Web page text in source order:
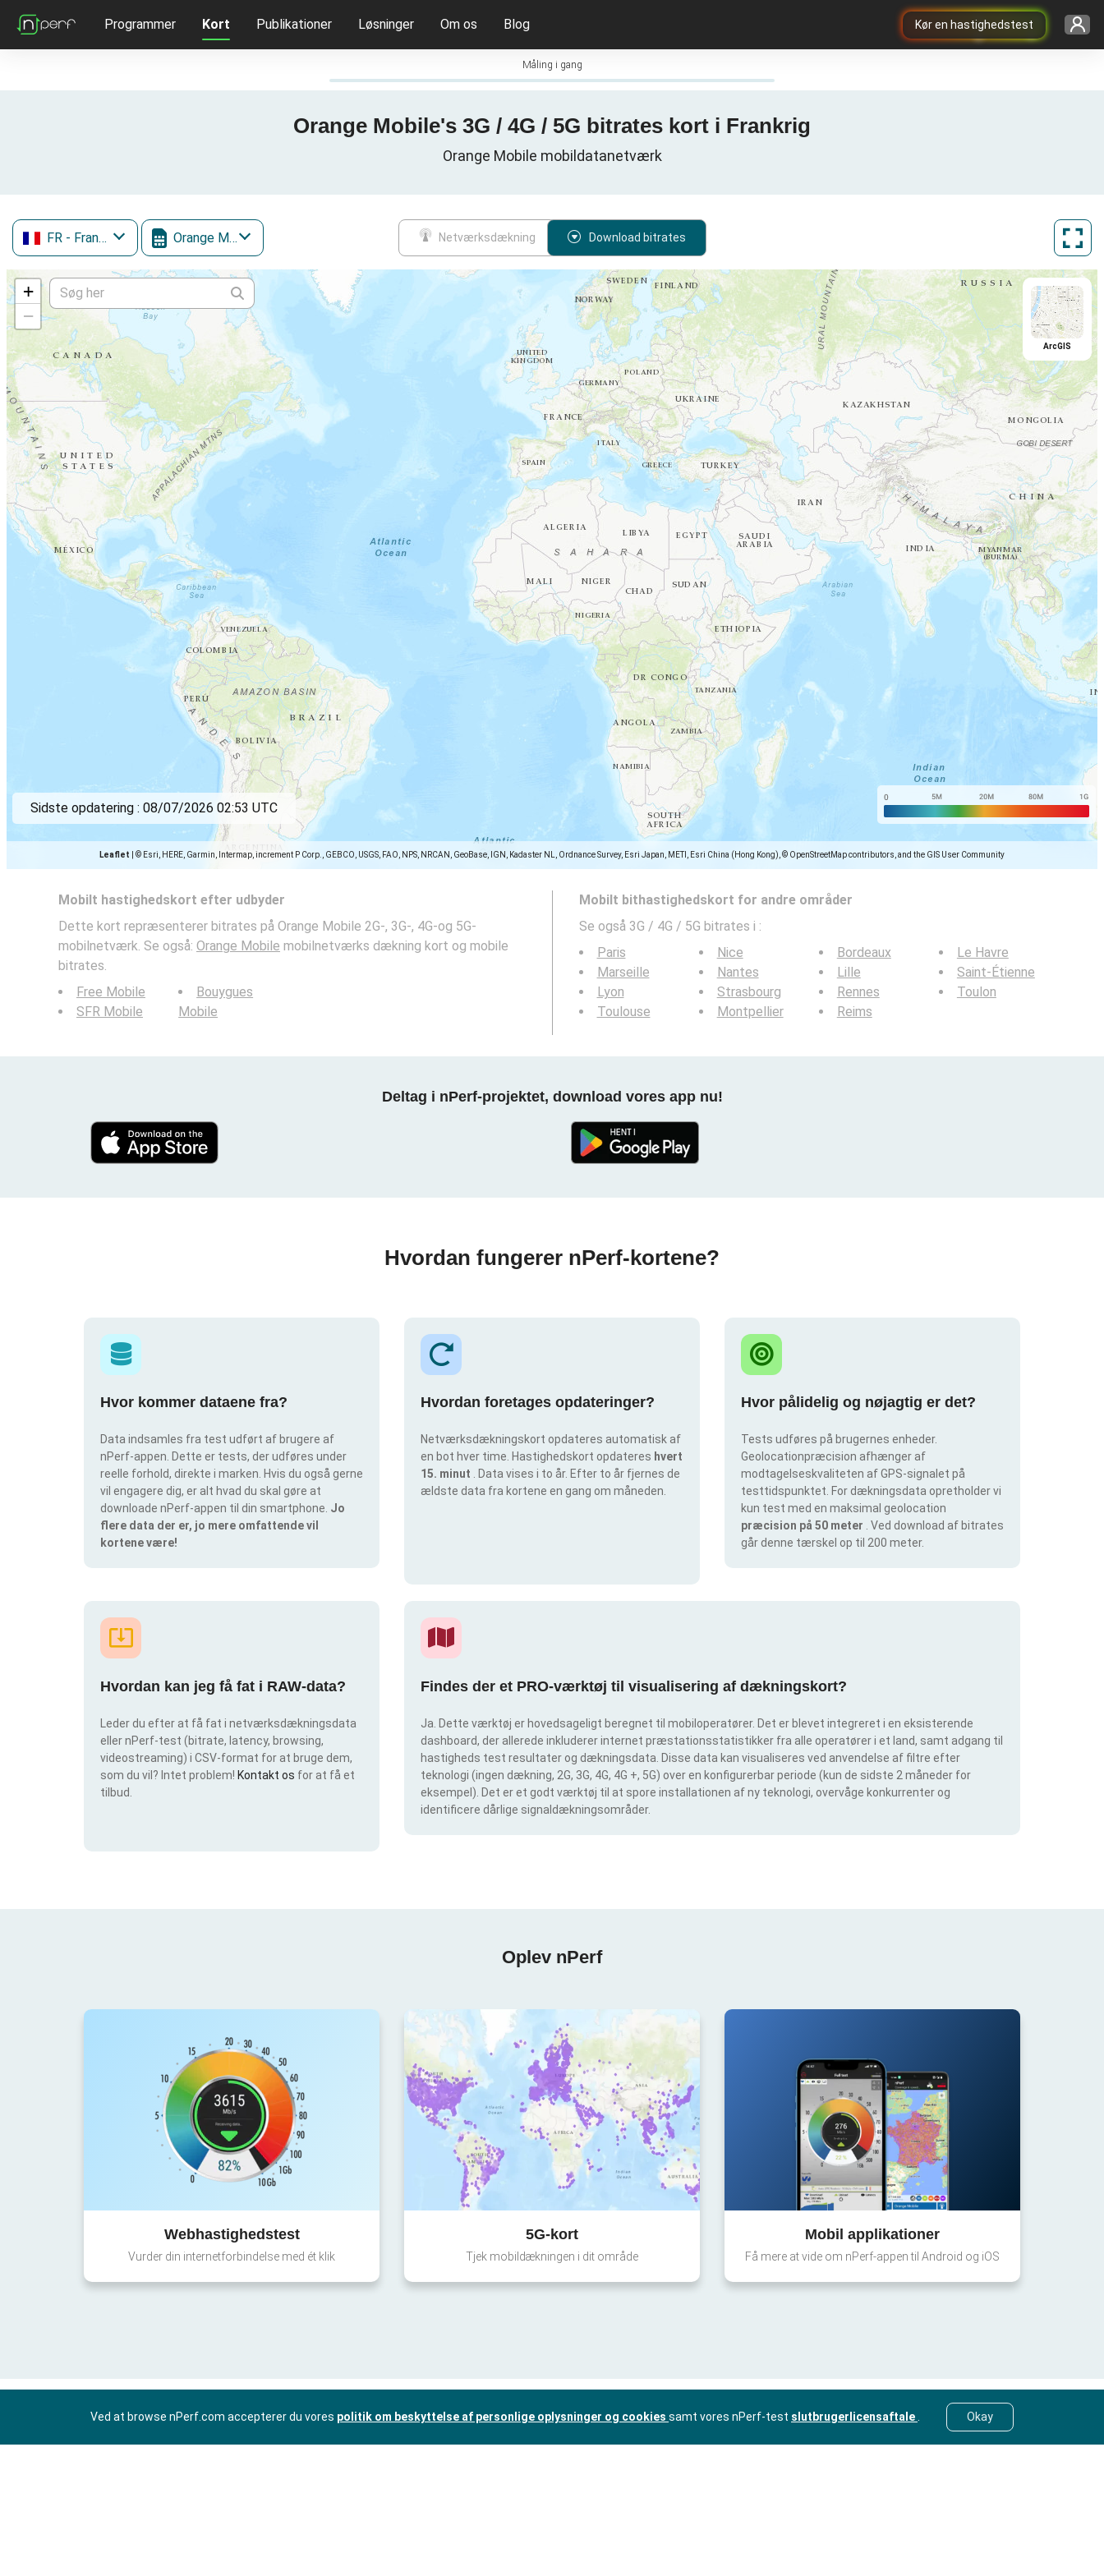
Kør en hastighedstest
Programmer Kort Publikationer Løsninger Om os Blog
Måling i gang
Orange Mobile's 3G / 4G / 5G bitrates kort i Frankrig
Orange Mobile mobildatanetværk
FR - Frankrig Orange Mobile Netværksdækning Download bitrates
+
−
Leaflet © Esri, HERE, Garmin, Intermap, increment P Corp., GEBCO, USGS, FAO, NPS, NRCAN, GeoBase, IGN, Kadaster NL, Ordnance Survey, Esri Japan, METI, Esri China (Hong Kong), © OpenStreetMap contributors, and the GIS User Community
ArcGIS
Sidste opdatering : 08/07/2026 02:53 UTC
Mobilt hastighedskort efter udbyder
Dette kort repræsenterer bitrates på Orange Mobile 2G-, 3G-, 4G-og 5G-
mobilnetværk. Se også: Orange Mobile mobilnetværks dækning kort og mobile
bitrates.
Free Mobile
SFR Mobile
Bouygues
Mobile
Mobilt bithastighedskort for andre områder
Se også 3G / 4G / 5G bitrates i :
Paris
Marseille
Lyon
Toulouse
Nice
Nantes
Strasbourg
Montpellier
Bordeaux
Lille
Rennes
Reims
Le Havre
Saint-Étienne
Toulon
Deltag i nPerf-projektet, download vores app nu!
Hvordan fungerer nPerf-kortene?
Hvor kommer dataene fra?
Data indsamles fra test udført af brugere af
nPerf-appen. Dette er tests, der udføres under
reelle forhold, direkte i marken. Hvis du også gerne
vil engagere dig, er alt hvad du skal gøre at
downloade nPerf-appen til din smartphone. Jo
flere data der er, jo mere omfattende vil
kortene være!
Hvordan foretages opdateringer?
Netværksdækningskort opdateres automatisk af
en bot hver time. Hastighedskort opdateres hvert
15. minut
. Data vises i to år. Efter to år fjernes de
ældste data fra kortene en gang om måneden.
Hvor pålidelig og nøjagtig er det?
Tests udføres på brugernes enheder.
Geolocationpræcision afhænger af
modtagelseskvaliteten af GPS-signalet på
testtidspunktet. For dækningsdata opretholder vi
kun test med en maksimal geolocation
præcision på 50 meter
. Ved download af bitrates
går denne tærskel op til 200 meter.
Hvordan kan jeg få fat i RAW-data?
Leder du efter at få fat i netværksdækningsdata
eller nPerf-test (bitrate, latency, browsing,
videostreaming) i CSV-format for at bruge dem,
som du vil? Intet problem! Kontakt os for at få et
tilbud.
Findes der et PRO-værktøj til visualisering af dækningskort?
Ja. Dette værktøj er hovedsageligt beregnet til mobiloperatører. Det er blevet integreret i en eksisterende
dashboard, der allerede inkluderer internet præstationsstatistikker fra alle operatører i et land, samt adgang til
hastigheds test resultater og dækningsdata. Disse data kan visualiseres ved anvendelse af filtre efter
teknologi (ingen dækning, 2G, 3G, 4G, 4G +, 5G) over en konfigurerbar periode (kun de sidste 2 måneder for
eksempel). Det er et godt værktøj til at spore installationen af ny teknologi, overvåge konkurrenter og
identificere dårlige signaldækningsområder.
Oplev nPerf
Webhastighedstest
Vurder din internetforbindelse med ét klik
5G-kort
Tjek mobildækningen i dit område
Mobil applikationer
Få mere at vide om nPerf-appen til Android og iOS
Ved at browse nPerf.com accepterer du vores politik om beskyttelse af personlige oplysninger og cookies samt vores nPerf-test slutbrugerlicensaftale Okay